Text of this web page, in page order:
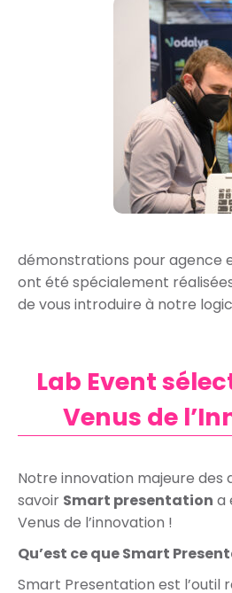
démonstrations pour agence
ont été spécialement
de vous introduire à notre
Lab Event
Venus de
Notre innovation majeure des
savoir Smart presentation a
Venus de l’innovation !
Qu’est ce que Smart
Smart Presentation est l’outil